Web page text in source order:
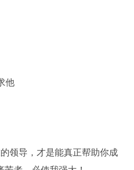
他
领导，才是能真正帮助你成